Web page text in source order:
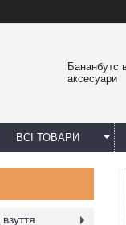
Бананбутс
аксесуари
ВСІ ТОВАРИ